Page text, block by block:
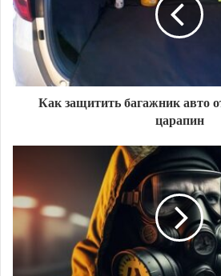
Как защитить багажник авто
царапин